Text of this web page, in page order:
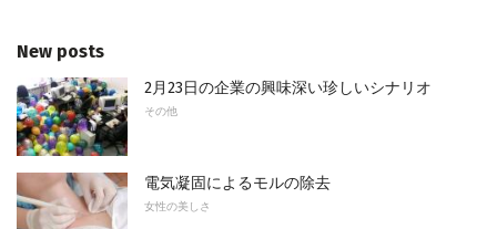
New posts
2月23日の企業の興味深い珍しいシナリオ
その他
電気凝固によるモルの除去
女性の美しさ